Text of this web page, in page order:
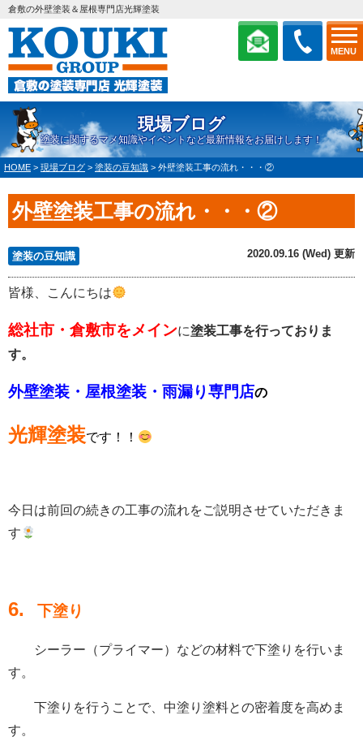
MENU
倉敷の外壁塗装＆屋根専門店光輝塗装
現場ブログ
塗装に関するマメ知識やイベントなど最新情報をお届けします！
HOME > 現場ブログ > 塗装の豆知識 > 外壁塗装工事の流れ・・・②
外壁塗装工事の流れ・・・②
塗装の豆知識 2020.09.16 (Wed) 更新
皆様、こんにちは
総社市・倉敷市をメインに塗装工事を行っておりま
す。
外壁塗装・屋根塗装・雨漏り専門店の
光輝塗装です！！
今日は前回の続きの工事の流れをご説明させていただきま
す
6. 下塗り
シーラー（プライマー）などの材料で下塗りを行いま
す。
下塗りを行うことで、中塗り塗料との密着度を高めま
す。